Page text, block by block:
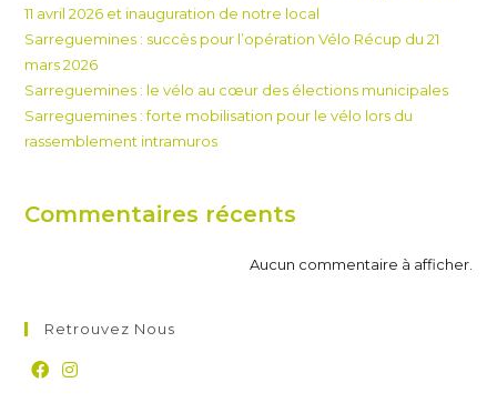
11 avril 2026 et inauguration de notre local
Sarreguemines : succès pour l’opération Vélo Récup du 21
mars 2026
Sarreguemines : le vélo au cœur des élections municipales
Sarreguemines : forte mobilisation pour le vélo lors du
rassemblement intramuros
Commentaires récents
Aucun commentaire à afficher.
Retrouvez Nous